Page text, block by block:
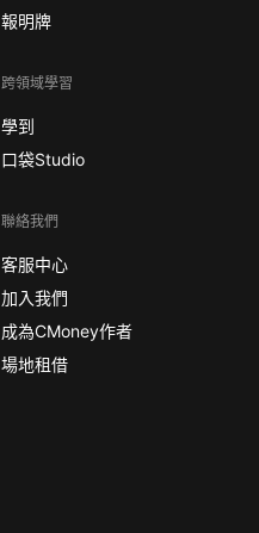
報明牌
跨領域學習
學到
口袋Studio
聯絡我們
客服中心
加入我們
成為CMoney作者
場地租借